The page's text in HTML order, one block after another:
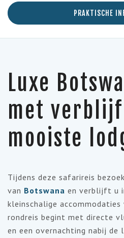
PRAKTISCHE
Luxe
met
mooiste
Tijdens deze safarireis
van Botswana en verblijft u
kleinschalige accommodaties
rondreis begint met directe
en een overnachting nabij de